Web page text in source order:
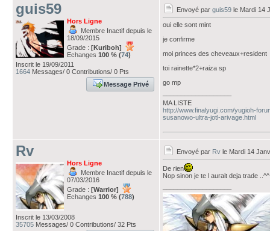
guis59
Hors Ligne
Membre Inactif depuis le
18/09/2015
Grade : [Kuriboh]
Echanges 100 % (74)
Inscrit le 19/09/2011
1664 Messages/ 0 Contributions/ 0 Pts
Message Privé
Envoyé par guis59 le Mardi 14
oui elle sont mint
je confirme
moi princes des cheveaux+resident
toi rainette*2+raiza sp
go mp
MA LISTE
http://www.finalyugi.com/yugioh-
susanowo-ultra-jotl-arivage.html
Rv
Hors Ligne
Membre Inactif depuis le
07/03/2016
Grade : [Warrior]
Echanges 100 % (788)
Inscrit le 13/03/2008
35705 Messages/ 0 Contributions/ 32 Pts
Envoyé par Rv le Mardi 14
De rien
Nop sinon je te l aurait deja trade ..^^